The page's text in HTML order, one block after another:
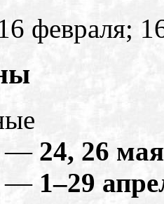
февраля;
— 24, 26 мая
— 1–29